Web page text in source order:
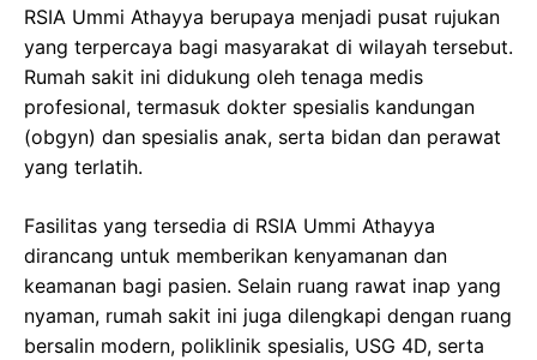
RSIA Ummi Athayya berupaya menjadi pusat rujukan
yang terpercaya bagi masyarakat di wilayah tersebut.
Rumah sakit ini didukung oleh tenaga medis
profesional, termasuk dokter spesialis kandungan
(obgyn) dan spesialis anak, serta bidan dan perawat
yang terlatih.
Fasilitas yang tersedia di RSIA Ummi Athayya
dirancang untuk memberikan kenyamanan dan
keamanan bagi pasien. Selain ruang rawat inap yang
nyaman, rumah sakit ini juga dilengkapi dengan ruang
bersalin modern, poliklinik spesialis, USG 4D, serta